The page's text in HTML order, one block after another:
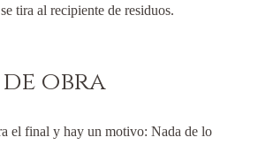
tira al recipiente de residuos.
obra
el final y hay un motivo: Nada de lo